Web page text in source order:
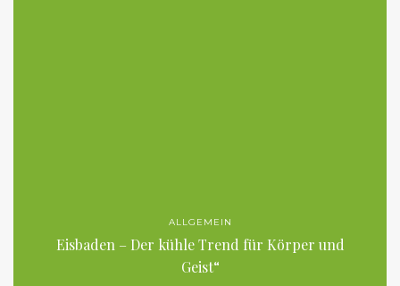
ALLGEMEIN
Eisbaden – Der kühle Trend für Körper und
Geist“